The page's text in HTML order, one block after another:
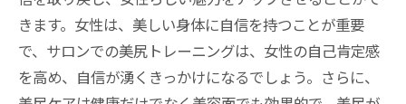
きます。女性は、美しい身体に自信を持つことが重要
で、サロンでの美尻トレーニングは、女性の自己肯定感
を高め、自信が湧くきっかけになるでしょう。さらに、